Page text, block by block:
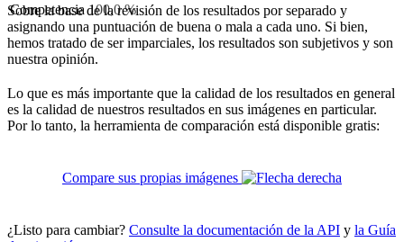
Competencia 100,0 %
Sobre la base de la revisión de los resultados por separado y
asignando una puntuación de buena o mala a cada uno. Si bien,
hemos tratado de ser imparciales, los resultados son subjetivos y son
nuestra opinión.
Lo que es más importante que la calidad de los resultados en general
es la calidad de nuestros resultados en sus imágenes en particular.
Por lo tanto, la herramienta de comparación está disponible gratis:
Compare sus propias imágenes
¿Listo para cambiar? Consulte la documentación de la API y la Guía